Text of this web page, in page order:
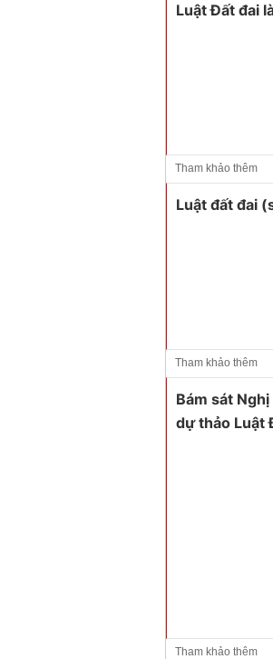
Luật Đất đai
Tham khảo thêm
Luật đất đai
Tham khảo thêm
Bám sát
dự thảo Luật
Tham khảo thêm